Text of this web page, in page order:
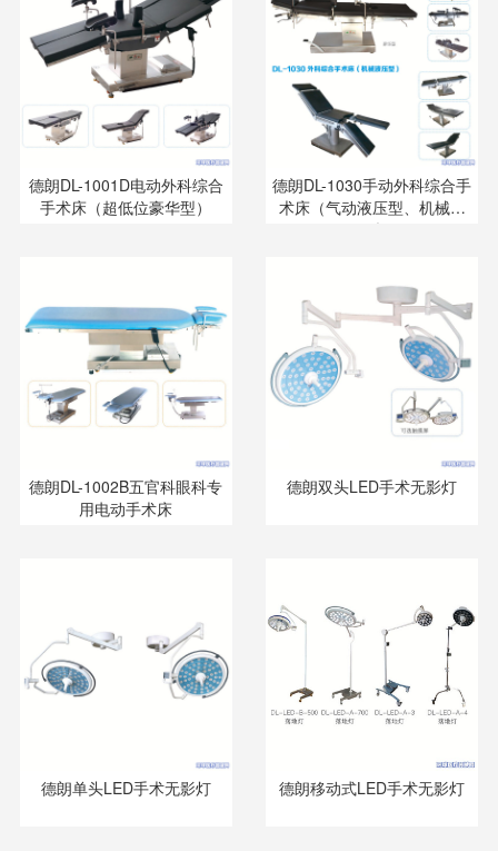
德朗DL-1001D电动外科综合
手术床（超低位豪华型）
德朗DL-1030手动外科综合手
术床（气动液压型、机械液
压型）
德朗DL-1002B五官科眼科专
用电动手术床
德朗双头LED手术无影灯
德朗单头LED手术无影灯 德朗移动式LED手术无影灯